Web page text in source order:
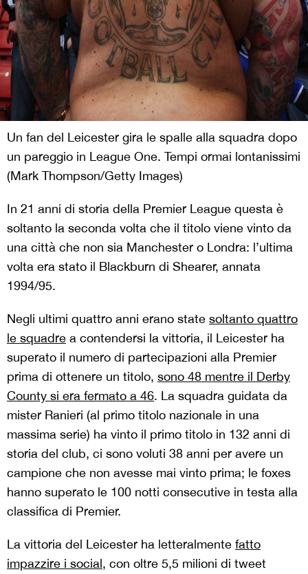
Un fan del Leicester gira le spalle alla squadra dopo
un pareggio in League One. Tempi ormai lontanissimi
(Mark Thompson/Getty Images)
In 21 anni di storia della Premier League questa è
soltanto la seconda volta che il titolo viene vinto da
una città che non sia Manchester o Londra: l’ultima
volta era stato il Blackburn di Shearer, annata
1994/95.
Negli ultimi quattro anni erano state soltanto quattro
le squadre a contendersi la vittoria, il Leicester ha
superato il numero di partecipazioni alla Premier
prima di ottenere un titolo, sono 48 mentre il Derby
County si era fermato a 46. La squadra guidata da
mister Ranieri (al primo titolo nazionale in una
massima serie) ha vinto il primo titolo in 132 anni di
storia del club, ci sono voluti 38 anni per avere un
campione che non avesse mai vinto prima; le foxes
hanno superato le 100 notti consecutive in testa alla
classifica di Premier.
La vittoria del Leicester ha letteralmente fatto
impazzire i social, con oltre 5,5 milioni di tweet